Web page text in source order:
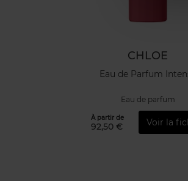
CHLOE
Eau de Parfum
Eau de parfum
À partir de
92,50 € Voir la